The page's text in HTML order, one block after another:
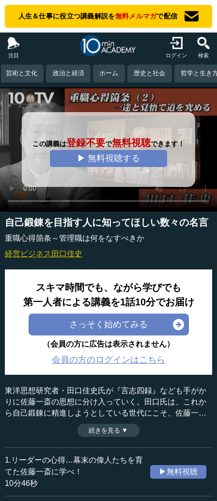
人生＆仕事に役立つ講義解説を無料メルマガで配信
注目 ログイン 検索
芸術と文化 政治と経済 ホーム 歴史と社会 哲学と生き
この講義は登録不要で無料視聴できます！
▶ 無料視聴する
自己鍛錬を目指す人に知ってほしい数々の名言
重職心得箇条～管理職は何をなすべきか
経営ビジネス 田口佳史
スキマ時間でも、ながら学びでも
第一人者による講義を1話10分でお届け
さっそく始めてみる
（会員の方に広告は表示されません）
会員の方のログインはこちら
東洋思想研究者・田口佳史氏が『言志四録』なども手がか
りに佐藤一斎の思想に分け入っていく。田口氏は、これか
ら自己鍛錬に精進しようとしている世代にこそ、佐藤一斎
に学んでほしいと力説する。その一斎が主張し実践したこ
ととは何か？（全１５話中第２話）
収録日：2015年12月22日
追加日：2016年4月11日
カテゴリー：
哲学・思想
続きを見る ▼
1.リーダーの心得…幕末の偉人たちを育
てた佐藤一斎に学べ！
10分46秒
▶無料視聴